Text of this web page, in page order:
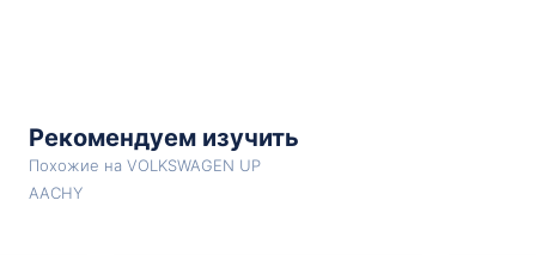
Рекомендуем изучить
Похожие на VOLKSWAGEN UP
AACHY